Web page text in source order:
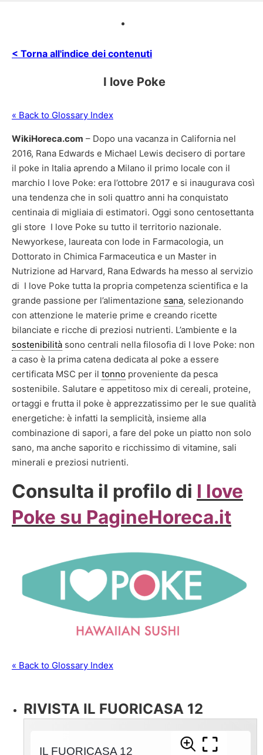
< Torna all'indice dei contenuti
I love Poke
« Back to Glossary Index
WikiHoreca.com – Dopo una vacanza in California nel
2016, Rana Edwards e Michael Lewis decisero di portare
il poke in Italia aprendo a Milano il primo locale con il
marchio I love Poke: era l’ottobre 2017 e si inaugurava così
una tendenza che in soli quattro anni ha conquistato
centinaia di migliaia di estimatori. Oggi sono centosettanta
gli store I love Poke su tutto il territorio nazionale.
Newyorkese, laureata con lode in Farmacologia, un
Dottorato in Chimica Farmaceutica e un Master in
Nutrizione ad Harvard, Rana Edwards ha messo al servizio
di I love Poke tutta la propria competenza scientifica e la
grande passione per l’alimentazione sana, selezionando
con attenzione le materie prime e creando ricette
bilanciate e ricche di preziosi nutrienti. L’ambiente e la
sostenibilità sono centrali nella filosofia di I love Poke: non
a caso è la prima catena dedicata al poke a essere
certificata MSC per il tonno proveniente da pesca
sostenibile. Salutare e appetitoso mix di cereali, proteine,
ortaggi e frutta il poke è apprezzatissimo per le sue qualità
energetiche: è infatti la semplicità, insieme alla
combinazione di sapori, a fare del poke un piatto non solo
sano, ma anche saporito e ricchissimo di vitamine, sali
minerali e preziosi nutrienti.
Consulta il profilo di I love
Poke su PagineHoreca.it
« Back to Glossary Index
RIVISTA IL FUORICASA 12